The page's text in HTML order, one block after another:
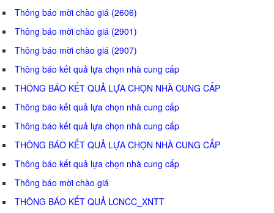
Thông báo mời chào giá (2606)
Thông báo mời chào giá (2901)
Thông báo mời chào giá (2907)
Thông báo kết quả lựa chọn nhà cung cấp
THÔNG BÁO KẾT QUẢ LỰA CHỌN NHÀ CUNG CẤP
Thông báo kết quả lựa chọn nhà cung cấp
Thông báo kết quả lựa chọn nhà cung cấp
THÔNG BÁO KẾT QUẢ LỰA CHỌN NHÀ CUNG CẤP
Thông báo kết quả lựa chọn nhà cung cấp
Thông báo mời chào giá
THÔNG BÁO KẾT QUẢ LCNCC_XNTT